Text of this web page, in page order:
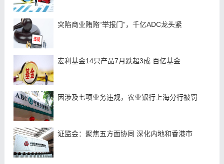
突陷商业贿赂“举报门”，千亿ADC龙头紧
宏利基金14只产品7月跌超3成 百亿基金
因涉及七项业务违规，农业银行上海分行被罚
证监会：聚焦五方面协同 深化内地和香港市